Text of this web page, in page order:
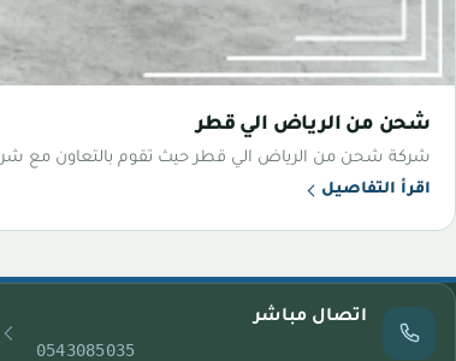
شحن من الرياض الي قطر
شركة شحن من الرياض الي قطر حيث تقوم بالتعاون مع
اقرأ التفاصيل
اتصال مباشر
0543085035